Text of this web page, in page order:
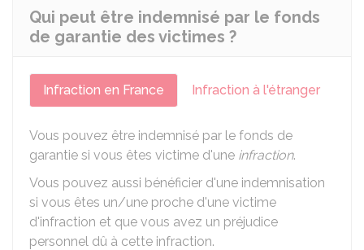
Qui peut être indemnisé par le fonds
de garantie des victimes ?
Infraction en France Infraction à l'étranger
Vous pouvez être indemnisé par le fonds de
garantie si vous êtes victime d'une infraction.
Vous pouvez aussi bénéficier d'une indemnisation
si vous êtes un/une proche d'une victime
d'infraction et que vous avez un préjudice
personnel dû à cette infraction.